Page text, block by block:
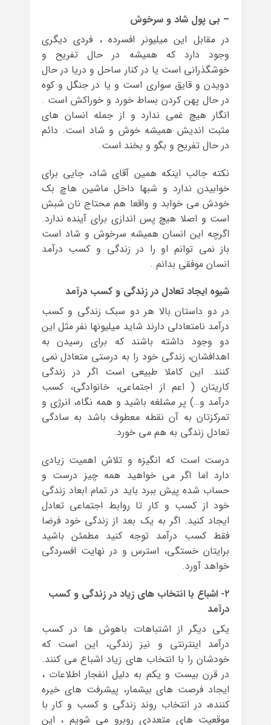
– بی پول شاد و سرخوش
در مقابل این میلیونر افسرده ، فردی دیگری
وجود دارد که همیشه در حال تفریح و
خوشگذرانی است یا در کنار ساحل و دریا در حال
دویدن و قایق سواری است و یا در جنگل و کوه
در حال پهن کردن بساط خورد و خوراکش است .
انگار هیچ غمی ندارد و از جمله انسان های
مثبت اندیش همیشه خوش و شاد است. دائم
در حال تفریح و بگو و بخند است.
نکته جالب اینکه همین آقای شاد، جایی برای
خوابیدن ندارد و شبها داخل ماشین هاچ بک
خودش می خوابد و واقعا هم محتاج نان شبش
است و اصلا هیچ پس اندازی برای آینده ندارد.
اگرچه این انسان همیشه سرخوش و شاد است
باز نمی توانم او را در زندگی و کسب درآمد
انسان موفقی بدانم .
شیوه ایجاد تعادل در زندگی و کسب درآمد
در دو داستان بالا هر دو سبک زندگی و کسب
درآمد نامتعادلی دارند شاید میلیونها نفر مثل این
دو وجود داشته باشند که برای رسیدن به
اهدافشان، زندگی خود را به درستی متعادل نمی
کنند. این کاملا طبیعی است اگر در زندگی
کاریتان ( اعم از اجتماعی، خانوادگی، کسب
درآمد و…) پر مشلغه باشید و همه نگاه، انرژی و
تمرکزتان به آن نقطه معطوف باشد به سادگی
تعادل زندگی به هم می خورد.
درست است که انگیزه و تلاش اهمیت زیادی
دارد اما اگر می خواهید همه چیز درست و
حساب شده پیش ببرد باید در تمام ابعاد زندگی
خود از کسب و کار تا روابط اجتماعی تعادل
ایجاد کنید. اگر به یک بعد از زندگی خود فرضا
فقط کسب درآمد توجه کنید مطمئن باشید
برایتان خستگی، استرس و در نهایت افسردگی
خواهد آورد.
۲- اشباع با انتخاب های زیاد در زندگی و کسب
درآمد
یکی دیگر از اشتباهات باهوش ها در کسب
درآمد اینترنتی و نیز زندگی، این است که
خودشان را با انتخاب های زیاد اشباع می کنند.
در قرن بیست و یکم به دلیل انفجار اطلاعات ،
ایجاد فرصت های بیشمار، پیشرفت های خیره
کننده، در انتخاب روند زندگی و کسب و کار با
موقعیت های متعددی روبرو می شویم ، این